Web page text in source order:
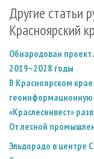
Другие статьи
Красноярский
Обнародован проект
2019–2028 годы
В Красноярском
геоинформационную
«Краслесинвест»
От лесной
Эльдорадо в центре